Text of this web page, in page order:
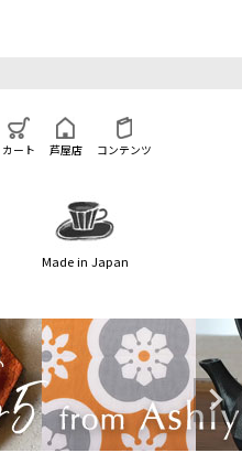
カート 芦屋店 コンテンツ
Made in Japan